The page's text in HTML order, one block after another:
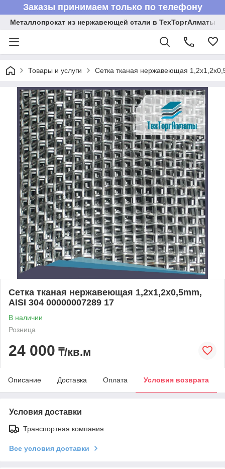
Заказы принимаем только по телефону
Металлопрокат из нержавеющей стали в ТехТоргАлматы
Товары и услуги Сетка тканая нержавеющая
Сетка тканая нержавеющая 1,2x1,2x0,5mm,
AISI 304 00000007289 17
В наличии
Розница
24 000 ₸/кв.м
Описание Доставка Оплата Условия возврата
Условия доставки
Транспортная компания
Все условия доставки